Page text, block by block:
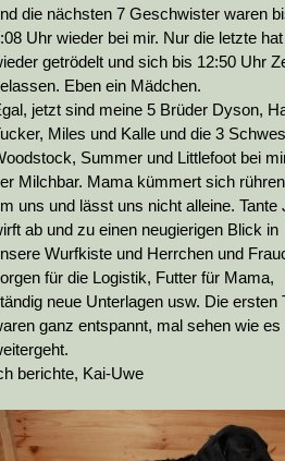
die nächsten 7 Geschwister waren
Uhr wieder bei mir. Nur die letzte
getrödelt und sich bis 12:50 Uhr
Eben ein Mädchen.
jetzt sind meine 5 Brüder Dyson,
Miles und Kalle und die 3
Summer und Littlefoot bei
Milchbar. Mama kümmert sich
uns und lässt uns nicht alleine. Tante
ab und zu einen neugierigen Blick in
Wurfkiste und Herrchen und
für die Logistik, Futter für Mama,
neue Unterlagen usw. Die ersten
ganz entspannt, mal sehen wie es
berichte, Kai-Uwe